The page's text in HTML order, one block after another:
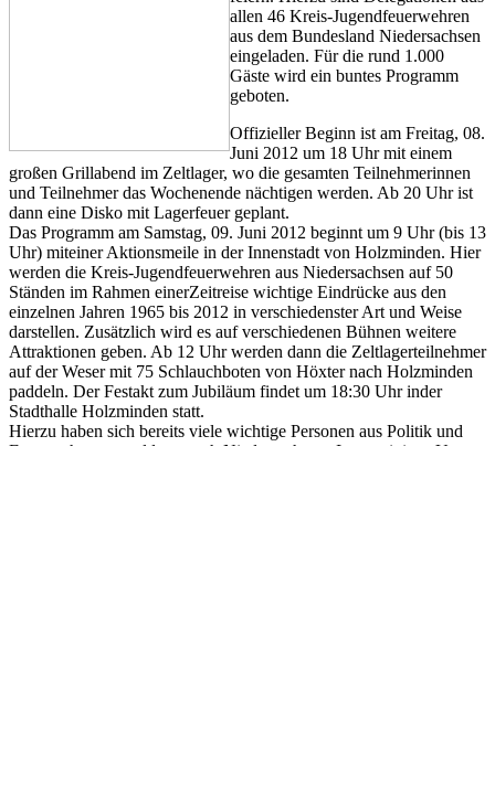
allen 46 Kreis-Jugendfeuerwehren
aus dem Bundesland Niedersachsen
eingeladen. Für die rund 1.000
Gäste wird ein buntes Programm
geboten.
Offizieller Beginn ist am Freitag, 08.
Juni 2012 um 18 Uhr mit einem
großen Grillabend im Zeltlager, wo die gesamten Teilnehmerinnen
und Teilnehmer das Wochenende nächtigen werden. Ab 20 Uhr ist
dann eine Disko mit Lagerfeuer geplant.
Das Programm am Samstag, 09. Juni 2012 beginnt um 9 Uhr (bis 13
Uhr) miteiner Aktionsmeile in der Innenstadt von Holzminden. Hier
werden die Kreis-Jugendfeuerwehren aus Niedersachsen auf 50
Ständen im Rahmen einerZeitreise wichtige Eindrücke aus den
einzelnen Jahren 1965 bis 2012 in verschiedenster Art und Weise
darstellen. Zusätzlich wird es auf verschiedenen Bühnen weitere
Attraktionen geben. Ab 12 Uhr werden dann die Zeltlagerteilnehmer
auf der Weser mit 75 Schlauchboten von Höxter nach Holzminden
paddeln. Der Festakt zum Jubiläum findet um 18:30 Uhr inder
Stadthalle Holzminden statt.
Hierzu haben sich bereits viele wichtige Personen aus Politik und
Feuerwehr angemeldet – auch Niedersachsens Innenminister Uwe